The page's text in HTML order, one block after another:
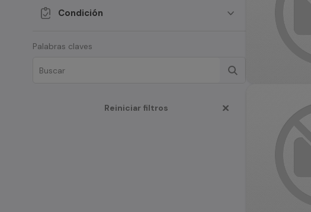
Condición
Palabras claves
Reiniciar filtros